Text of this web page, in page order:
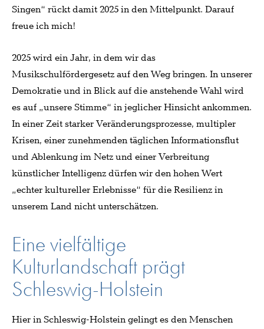
Singen“ rückt damit 2025 in den Mittelpunkt. Darauf
freue ich mich!
2025 wird ein Jahr, in dem wir das
Musikschulfördergesetz auf den Weg bringen. In unserer
Demokratie und in Blick auf die anstehende Wahl wird
es auf „unsere Stimme“ in jeglicher Hinsicht ankommen.
In einer Zeit starker Veränderungsprozesse, multipler
Krisen, einer zunehmenden täglichen Informationsflut
und Ablenkung im Netz und einer Verbreitung
künstlicher Intelligenz dürfen wir den hohen Wert
„echter kultureller Erlebnisse“ für die Resilienz in
unserem Land nicht unterschätzen.
Eine vielfältige
Kulturlandschaft prägt
Schleswig-Holstein
Hier in Schleswig-Holstein gelingt es den Menschen